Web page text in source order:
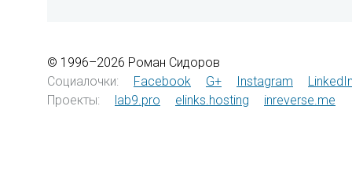
© 1996–2026 Роман Сидоров
Социалочки:
Facebook G+ Instagram
Проекты:
lab9.pro elinks.hosting inreverse.me